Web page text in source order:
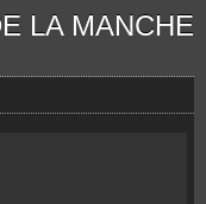
LA MANCHE